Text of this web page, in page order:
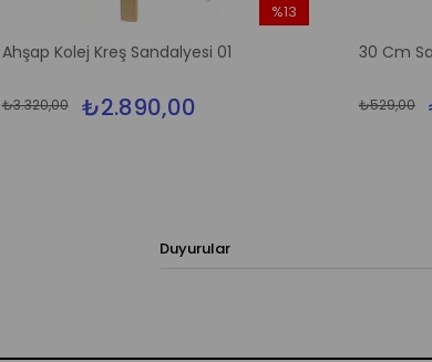
Ahşap Kolej Kreş Sandalyesi 01
₺2.890,00
₺3.320,00
%13
30 Cm
₺529,00
Duyurular